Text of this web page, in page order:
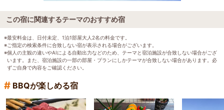
この宿に関連するテーマのおすすめ宿
※最安料金は、日付未定、1泊1部屋大人2名の料金です。
※ご指定の検索条件に合致しない宿が表示される場合がございます。
※個人の主観の違いやAIによる自動出力などのため、テーマと宿泊施設が合致しない場合がござ
います。また、宿泊施設の一部の部屋・プランにしかテーマが合致しない場合があります。必
ずご自身で内容をご確認ください。
# BBQが楽しめる宿